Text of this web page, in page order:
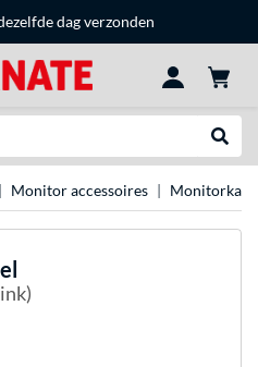
dag verzonden
Monitor accessoires